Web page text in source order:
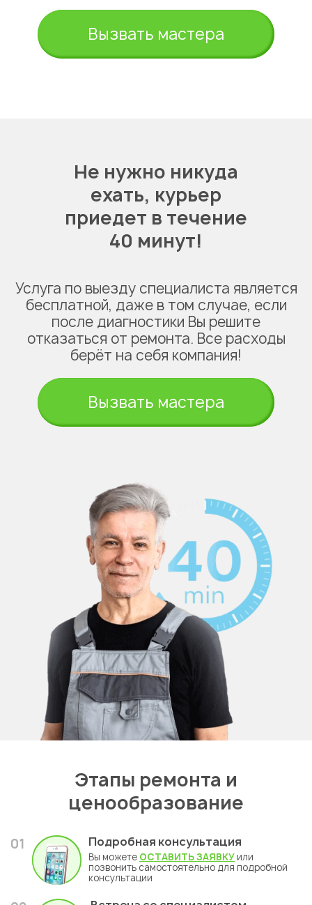
Вызвать мастера
Не нужно никуда
ехать, курьер
приедет в течение
40 минут!
Услуга по выезду специалиста является
бесплатной, даже в том случае, если
после диагностики Вы решите
отказаться от ремонта. Все расходы
берёт на себя компания!
Вызвать мастера
Этапы ремонта и
ценообразование
01 Подробная консультация
Вы можете ОСТАВИТЬ ЗАЯВКУ или
позвонить самостоятельно для подробной
консультации